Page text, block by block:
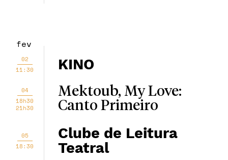
fev
02
11:30
KINO
04
18h30
21h30
Mektoub, My Love:
Canto Primeiro
05
18:30
Clube de Leitura
Teatral